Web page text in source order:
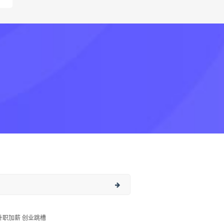
职加薪 创业跳槽